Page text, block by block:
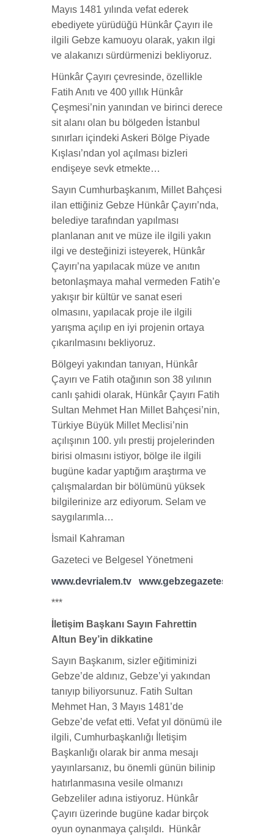
Mayıs 1481 yılında vefat ederek
ebediyete yürüdüğü Hünkâr Çayırı ile
ilgili Gebze kamuoyu olarak, yakın ilgi
ve alakanızı sürdürmenizi bekliyoruz.
Hünkâr Çayırı çevresinde, özellikle
Fatih Anıtı ve 400 yıllık Hünkâr
Çeşmesi’nin yanından ve birinci derece
sit alanı olan bu bölgeden İstanbul
sınırları içindeki Askeri Bölge Piyade
Kışlası’ndan yol açılması bizleri
endişeye sevk etmekte…
Sayın Cumhurbaşkanım, Millet Bahçesi
ilan ettiğiniz Gebze Hünkâr Çayırı’nda,
belediye tarafından yapılması
planlanan anıt ve müze ile ilgili yakın
ilgi ve desteğinizi isteyerek, Hünkâr
Çayırı’na yapılacak müze ve anıtın
betonlaşmaya mahal vermeden Fatih’e
yakışır bir kültür ve sanat eseri
olmasını, yapılacak proje ile ilgili
yarışma açılıp en iyi projenin ortaya
çıkarılmasını bekliyoruz.
Bölgeyi yakından tanıyan, Hünkâr
Çayırı ve Fatih otağının son 38 yılının
canlı şahidi olarak, Hünkâr Çayırı Fatih
Sultan Mehmet Han Millet Bahçesi’nin,
Türkiye Büyük Millet Meclisi’nin
açılışının 100. yılı prestij projelerinden
birisi olmasını istiyor, bölge ile ilgili
bugüne kadar yaptığım araştırma ve
çalışmalardan bir bölümünü yüksek
bilgilerinize arz ediyorum. Selam ve
saygılarımla…
İsmail Kahraman
Gazeteci ve Belgesel Yönetmeni
www.devrialem.tv www.gebzegazetesi.com
***
İletişim Başkanı Sayın Fahrettin
Altun Bey’in dikkatine
Sayın Başkanım, sizler eğitiminizi
Gebze’de aldınız, Gebze’yi yakından
tanıyıp biliyorsunuz. Fatih Sultan
Mehmet Han, 3 Mayıs 1481’de
Gebze’de vefat etti. Vefat yıl dönümü ile
ilgili, Cumhurbaşkanlığı İletişim
Başkanlığı olarak bir anma mesajı
yayınlarsanız, bu önemli günün bilinip
hatırlanmasına vesile olmanızı
Gebzeliler adına istiyoruz. Hünkâr
Çayırı üzerinde bugüne kadar birçok
oyun oynanmaya çalışıldı. Hünkâr